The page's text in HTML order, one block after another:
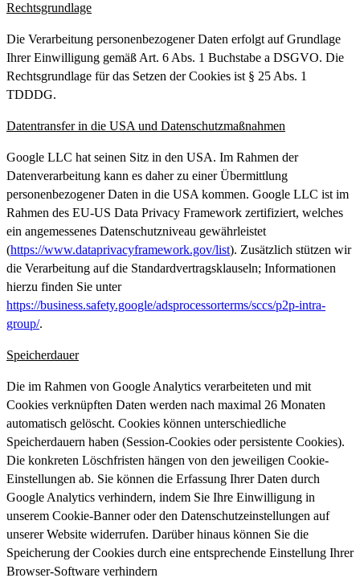
Rechtsgrundlage
Die Verarbeitung personenbezogener Daten erfolgt auf Grundlage
Ihrer Einwilligung gemäß Art. 6 Abs. 1 Buchstabe a DSGVO. Die
Rechtsgrundlage für das Setzen der Cookies ist § 25 Abs. 1
TDDDG.
Datentransfer in die USA und Datenschutzmaßnahmen
Google LLC hat seinen Sitz in den USA. Im Rahmen der
Datenverarbeitung kann es daher zu einer Übermittlung
personenbezogener Daten in die USA kommen. Google LLC ist im
Rahmen des EU-US Data Privacy Framework zertifiziert, welches
ein angemessenes Datenschutzniveau gewährleistet
(https://www.dataprivacyframework.gov/list). Zusätzlich stützen wir
die Verarbeitung auf die Standardvertragsklauseln; Informationen
hierzu finden Sie unter
https://business.safety.google/adsprocessorterms/sccs/p2p-intra-
group/.
Speicherdauer
Die im Rahmen von Google Analytics verarbeiteten und mit
Cookies verknüpften Daten werden nach maximal 26 Monaten
automatisch gelöscht. Cookies können unterschiedliche
Speicherdauern haben (Session-Cookies oder persistente Cookies).
Die konkreten Löschfristen hängen von den jeweiligen Cookie-
Einstellungen ab. Sie können die Erfassung Ihrer Daten durch
Google Analytics verhindern, indem Sie Ihre Einwilligung in
unserem Cookie-Banner oder den Datenschutzeinstellungen auf
unserer Website widerrufen. Darüber hinaus können Sie die
Speicherung der Cookies durch eine entsprechende Einstellung Ihrer
Browser-Software verhindern